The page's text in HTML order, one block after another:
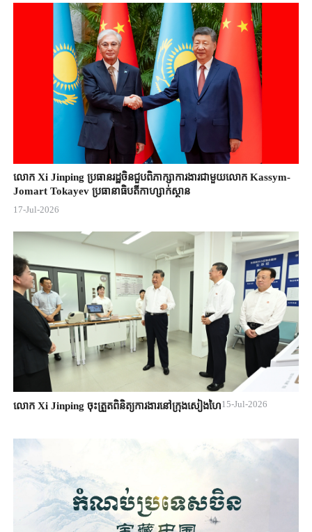
លោក Xi Jinping ប្រធានរដ្ឋចិន​ជួបពិភាក្សា​ការងារជាមួយ​លោក Kassym-
Jomart ​Tokayev ​ប្រធានាធិបតី​កាហ្សាក់ស្ថាន​
17-Jul-2026
លោក Xi Jinping ចុះត្រួតពិនិត្យការងារនៅក្រុងសៀងហៃ15-Jul-2026